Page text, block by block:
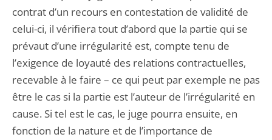
contrat d’un recours en contestation de validité de
celui-ci, il vérifiera tout d’abord que la partie qui se
prévaut d’une irrégularité est, compte tenu de
l’exigence de loyauté des relations contractuelles,
recevable à le faire – ce qui peut par exemple ne pas
être le cas si la partie est l’auteur de l’irrégularité en
cause. Si tel est le cas, le juge pourra ensuite, en
fonction de la nature et de l’importance de